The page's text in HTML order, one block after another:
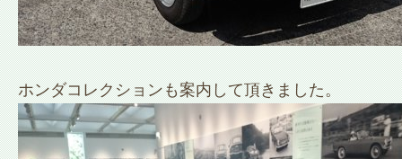
ホンダコレクションも案内して頂きました。